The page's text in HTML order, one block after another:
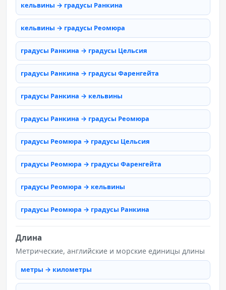
кельвины → градусы Ранкина
кельвины → градусы Реомюра
градусы Ранкина → градусы Цельсия
градусы Ранкина → градусы Фаренгейта
градусы Ранкина → кельвины
градусы Ранкина → градусы Реомюра
градусы Реомюра → градусы Цельсия
градусы Реомюра → градусы Фаренгейта
градусы Реомюра → кельвины
градусы Реомюра → градусы Ранкина
Длина
Метрические, английские и морские единицы длины
метры → километры